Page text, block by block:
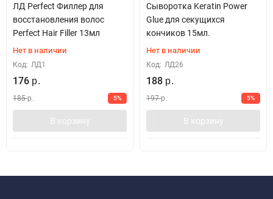
ЛД Perfect Филлер для
восстановления волос
Perfect Hair Filler 13мл
Нет в наличии
Код: ЛД1
176 р.
185р. 5%
В корзину
Сыворотка Keratin Power
Glue для секущихся
кончиков 15мл.
Нет в наличии
Код: ЛД26
188 р.
197р. 5%
В корзину